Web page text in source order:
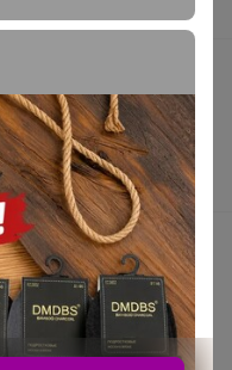
изображений
чисел